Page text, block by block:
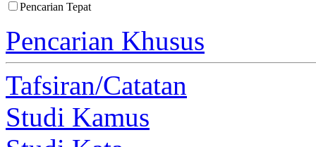
Pencarian Tepat
Pencarian Khusus
Tafsiran/Catatan
Studi Kamus